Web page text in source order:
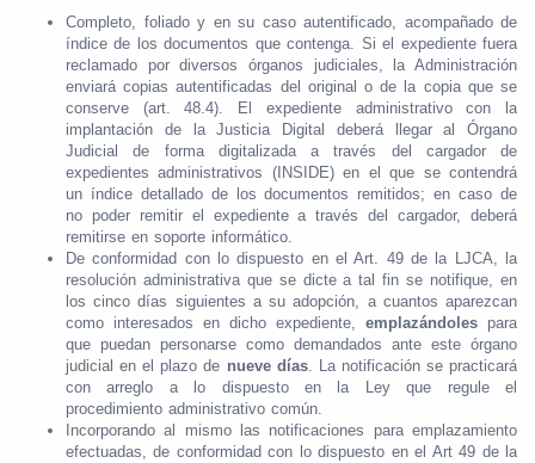
Completo, foliado y en su caso autentificado, acompañado de
índice de los documentos que contenga. Si el expediente fuera
reclamado por diversos órganos judiciales, la Administración
enviará copias autentificadas del original o de la copia que se
conserve (art. 48.4). El expediente administrativo con la
implantación de la Justicia Digital deberá llegar al Órgano
Judicial de forma digitalizada a través del cargador de
expedientes administrativos (INSIDE) en el que se contendrá
un índice detallado de los documentos remitidos; en caso de
no poder remitir el expediente a través del cargador, deberá
remitirse en soporte informático.
De conformidad con lo dispuesto en el Art. 49 de la LJCA, la
resolución administrativa que se dicte a tal fin se notifique, en
los cinco días siguientes a su adopción, a cuantos aparezcan
como interesados en dicho expediente, emplazándoles para
que puedan personarse como demandados ante este órgano
judicial en el plazo de nueve días. La notificación se practicará
con arreglo a lo dispuesto en la Ley que regule el
procedimiento administrativo común.
Incorporando al mismo las notificaciones para emplazamiento
efectuadas, de conformidad con lo dispuesto en el Art 49 de la